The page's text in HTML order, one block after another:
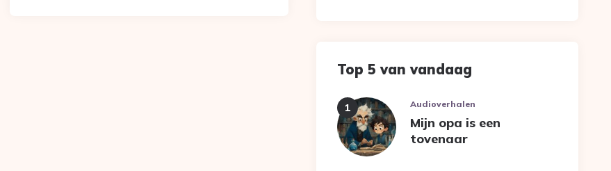
Top 5 van vandaag
Audioverhalen
Mijn opa is een
tovenaar